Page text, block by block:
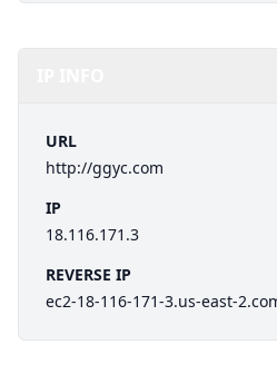
URL
http://ggyc.com
IP
18.116.171.3
REVERSE IP
ec2-18-116-171-3.us-east-